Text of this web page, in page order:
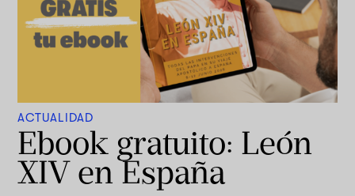
ACTUALIDAD
Ebook gratuito: León
XIV en España